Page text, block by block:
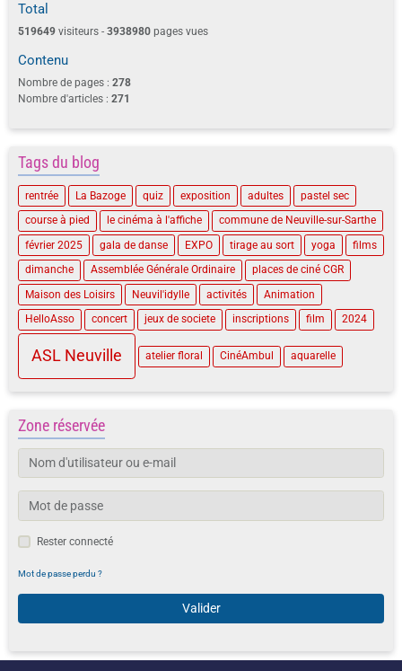
Total
519649 visiteurs - 3938980 pages vues
Contenu
Nombre de pages : 278
Nombre d'articles : 271
Tags du blog
rentrée La Bazoge quiz exposition adultes
pastel sec
course à pied
le cinéma à l'affiche
commune de Neuville-sur-Sarthe
février 2025
gala de danse EXPO tirage au sort yoga
films
dimanche
Assemblée Générale Ordinaire
places de ciné CGR
Maison des Loisirs
Neuvil'idylle activités
Animation
HelloAsso
concert jeux de societe inscriptions film 2024
ASL Neuville atelier floral CinéAmbul aquarelle
Zone réservée
Rester connecté
Mot de passe perdu ?
Valider